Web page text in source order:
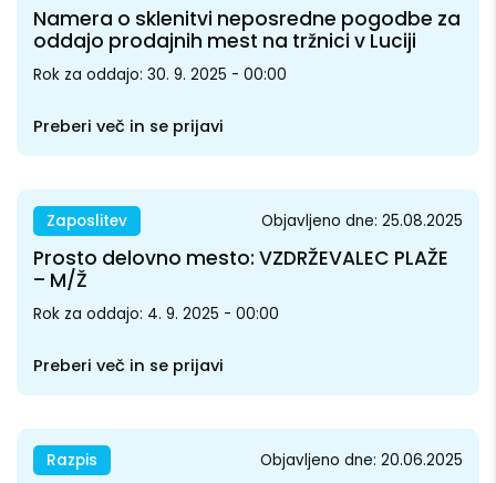
Namera o sklenitvi neposredne pogodbe za
oddajo prodajnih mest na tržnici v Luciji
Rok za oddajo: 30. 9. 2025 - 00:00
Preberi več in se prijavi
Zaposlitev Objavljeno dne: 25.08.2025
Prosto delovno mesto: VZDRŽEVALEC PLAŽE
– M/Ž
Rok za oddajo: 4. 9. 2025 - 00:00
Preberi več in se prijavi
Razpis Objavljeno dne: 20.06.2025